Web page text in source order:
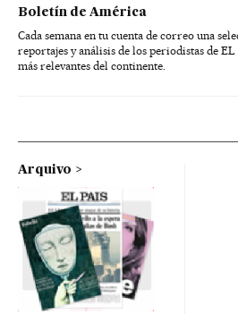
Boletín de América
Cada semana en tu cuenta de correo una
reportajes y análisis de los periodistas de
más relevantes del continente.
Arquivo